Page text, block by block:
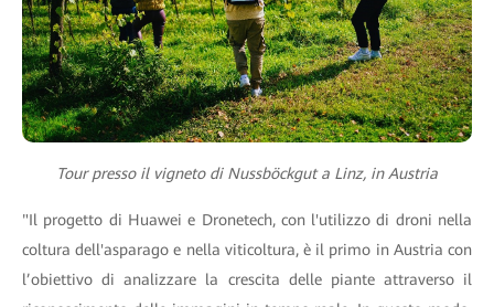
Tour presso il vigneto di Nussböckgut a Linz, in Austria
"Il progetto di Huawei e Dronetech, con l'utilizzo di droni nella
coltura dell'asparago e nella viticoltura, è il primo in Austria con
l’obiettivo di analizzare la crescita delle piante attraverso il